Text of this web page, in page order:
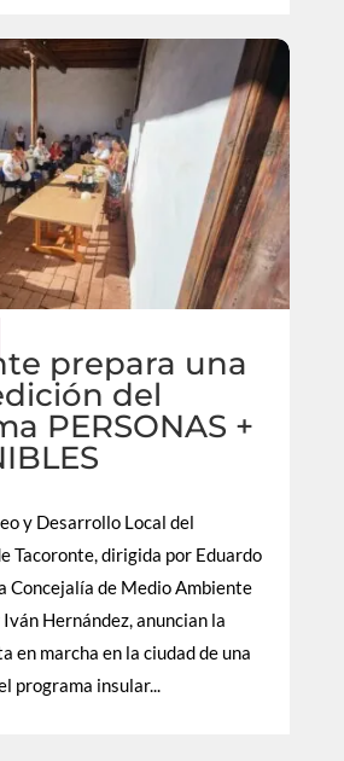
prepara una
del
PERSONAS +
y Desarrollo Local del
Tacoronte, dirigida por Eduardo
Concejalía de Medio Ambiente
Hernández, anuncian la
en marcha en la ciudad de una
programa insular...